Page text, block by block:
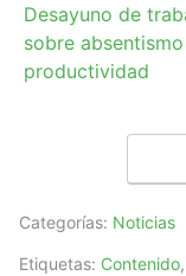
Desayuno de
sobre
productividad
Categorías: Noticias
Etiquetas: Contenido,